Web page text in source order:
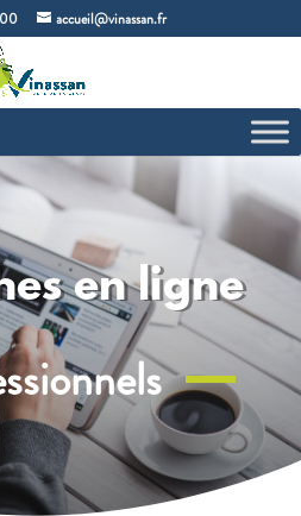
accueil@vinassan.fr
en ligne